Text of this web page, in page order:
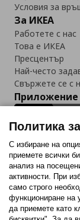
Условия за
За ИКЕА
Работете с нас
Това е ИКЕА
Пресцентър
Най-често
Свържете се с
Приложение
FacebookTwitter
Политика
С избиране на
приемете всички
анализ на
активности. При
само строго
функциониране на
да приемете като